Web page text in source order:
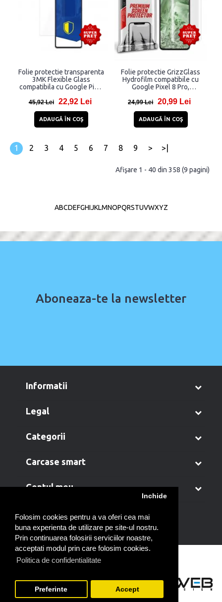
Folosim cookies pentru a va oferi cea mai
buna experienta de utilizare pe site-ul nostru.
Prin continuarea folosirii serviciilor noastre,
acceptati modul prin care folosim cookies.
Politica de confidentialitate
Inchide
Preferinte Accept
Folie protectie transparenta
3MK Flexible Glass
compatibila cu Google Pixel
45,92 Lei 22,92 Lei
ADAUGĂ ÎN COŞ
Folie protectie GrizzGlass
Hydrofilm compatibile cu
Google Pixel 8 Pro,
24,99 Lei 20,99 Lei
ADAUGĂ ÎN COŞ
1 2 3 4 5 6 7 8 9 > >|
Afişare 1 - 40 din 358 (9 pagini)
ABCDEFGHIJKLMNOPQRSTUVWXYZ
Aboneaza-te la newsletter
informatii
legal
categorii
carcase smart
contul meu